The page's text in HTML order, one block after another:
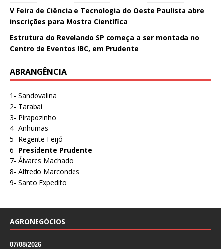
V Feira de Ciência e Tecnologia do Oeste Paulista abre
inscrições para Mostra Científica
Estrutura do Revelando SP começa a ser montada no
Centro de Eventos IBC, em Prudente
ABRANGÊNCIA
1- Sandovalina
2- Tarabai
3- Pirapozinho
4- Anhumas
5- Regente Feijó
6- Presidente Prudente
7- Álvares Machado
8- Alfredo Marcondes
9- Santo Expedito
AGRONEGÓCIOS
07/08/2026